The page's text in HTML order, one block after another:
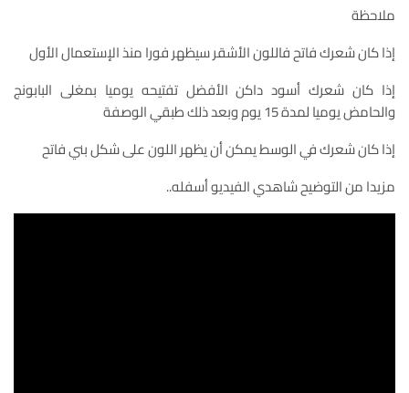
ملاحظة
إذا كان شعرك فاتح فاللون الأشقر سيظهر فورا منذ الإستعمال الأول
إذا كان شعرك أسود داكن الأفضل تفتيحه يوميا بمغلى البابونج
والحامض يوميا لمدة 15 يوم وبعد ذلك طبقي الوصفة
إذا كان شعرك في الوسط يمكن أن يظهر اللون على شكل بني فاتح
مزيدا من التوضيح شاهدي الفيديو أسفله..